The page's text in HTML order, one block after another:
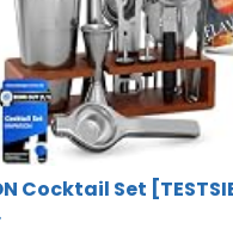
Cocktail Set